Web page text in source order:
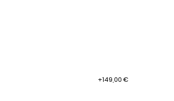
+149,00 €